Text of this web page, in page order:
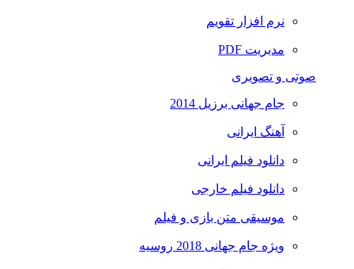
نرم افزار تقویم
مدیریت PDF
صوتی و تصویری
جام جهانی برزیل 2014
آهنگ ایرانی
دانلود فیلم ایرانی
دانلود فیلم خارجی
موسیقی متن بازی و فیلم
ویژه جام جهانی 2018 روسیه